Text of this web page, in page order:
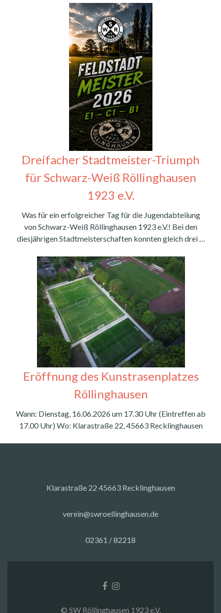
Dreifacher Stadtmeister-Triumph
für Schwarz-Weiß Röllinghausen
1923 e.V.
Was für ein erfolgreicher Tag für die Jugendabteilung
von Schwarz-Weiß Röllinghausen 1923 e.V.! Bei den
diesjährigen Stadtmeisterschaften konnten gleich drei …
Eröffnung des Kunstrasenplatzes
Röllinghausen
Wann: Dienstag, 16.06.2026 um 17.30 Uhr (Eintreffen ab
17.00 Uhr) Wo: Klarastraße 22, 45663 Recklinghausen
Klarastraße 22 45663 Recklinghausen
verein@swroellinghausen.de
02361 / 82218
Facebook-
Instagram
© SW Röllinghausen 1923 e.V.